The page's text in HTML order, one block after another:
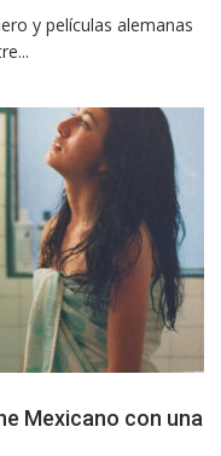
y películas alemanas
Mexicano con una